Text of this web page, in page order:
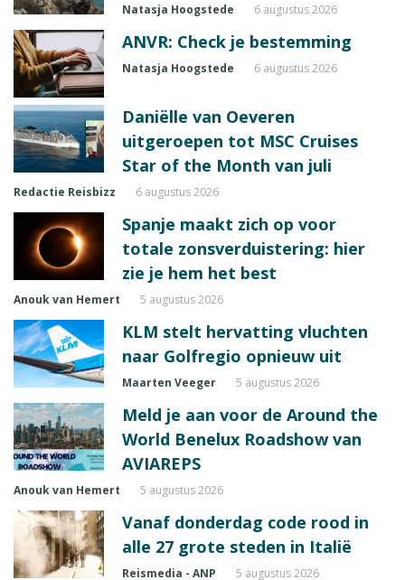
Natasja Hoogstede 6 augustus 2026
ANVR: Check je bestemming
Natasja Hoogstede 6 augustus 2026
Daniëlle van Oeveren
uitgeroepen tot MSC Cruises
Star of the Month van juli
Redactie Reisbizz 6 augustus 2026
Spanje maakt zich op voor
totale zonsverduistering: hier
zie je hem het best
Anouk van Hemert 5 augustus 2026
KLM stelt hervatting vluchten
naar Golfregio opnieuw uit
Maarten Veeger 5 augustus 2026
Meld je aan voor de Around the
World Benelux Roadshow van
AVIAREPS
Anouk van Hemert 5 augustus 2026
Vanaf donderdag code rood in
alle 27 grote steden in Italië
Reismedia - ANP 5 augustus 2026